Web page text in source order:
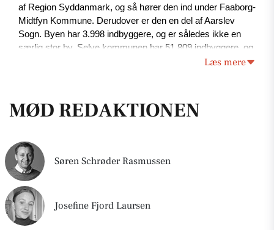
af Region Syddanmark, og så hører den ind under Faaborg-
Midtfyn Kommune. Derudover er den en del af Aarslev
Sogn. Byen har 3.998 indbyggere, og er således ikke en
særlig stor by. Selve kommunen har 51.809 indbyggere, og
i forhold til areal er det 647,85 km2. Af nabobyer er der
Fyn tæt på.
Aarslevs historie
Aarslev var oprindeligt en landsby, som så senere hen blev
til en stationsby. Da byen var en landsby i 1383 var der 21
gårde, tre huse med jord og to huse uden jord. Driftsformen
var trevangsbrug. I 1798 blev landsbyen udskiftet. I 1873
havde byen en kirke, en skole og et teglværk. Byen fik
Læs mere
MØD REDAKTIONEN
Søren Schrøder Rasmussen
Josefine Fjord Laursen